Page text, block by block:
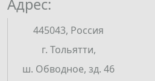
Адрес:
445043, Россия
г. Тольятти,
ш. Обводное, зд. 46